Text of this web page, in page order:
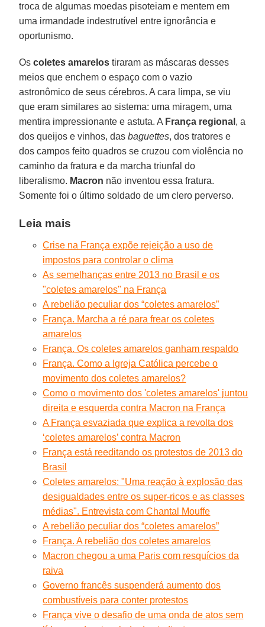
troca de algumas moedas pisoteiam e mentem em
uma irmandade indestrutível entre ignorância e
oportunismo.
Oscoletes amarelos tiraram as máscaras desses
meios que enchem o espaço com o vazio
astronômico de seus cérebros. A cara limpa, se viu
que eram similares ao sistema: uma miragem, uma
mentira impressionante e astuta. A França regional , a
dos queijos e vinhos, dasbaguettes, dos tratores e
dos campos feito quadros se cruzou com violência no
caminho da fratura e da marcha triunfal do
liberalismo. Macron não inventou essa fratura.
Somente foi o último soldado de um clero perverso.
Leia mais
Crise na França expõe rejeição a uso de
impostos para controlar o clima
As semelhanças entre 2013 no Brasil e os
"coletes amarelos" na França
A rebelião peculiar dos “coletes amarelos”
França. Marcha a ré para frear os coletes
amarelos
França. Os coletes amarelos ganham respaldo
França. Como a Igreja Católica percebe o
movimento dos coletes amarelos?
Como o movimento dos 'coletes amarelos' juntou
direita e esquerda contra Macron na França
A França esvaziada que explica a revolta dos
‘coletes amarelos’ contra Macron
França está reeditando os protestos de 2013 do
Brasil
Coletes amarelos: "Uma reação à explosão das
desigualdades entre os super-ricos e as classes
médias". Entrevista com Chantal Mouffe
A rebelião peculiar dos “coletes amarelos”
França. A rebelião dos coletes amarelos
Macron chegou a uma Paris com resquícios da
raiva
Governo francês suspenderá aumento dos
combustíveis para conter protestos
França vive o desafio de uma onda de atos sem